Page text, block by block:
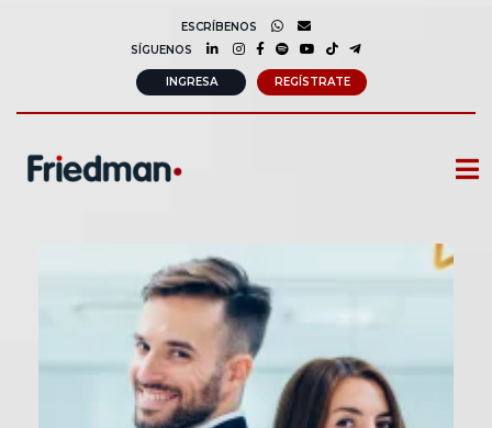
ESCRÍBENOS
SÍGUENOS
INGRESA REGÍSTRATE
CONSULTORÍA CORPORATIVA
COMUNIDAD FRIEDMAN
SOBRE NOSOTROS